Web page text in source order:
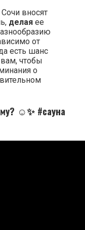
вносят
делая ее
от
есть шанс
чтобы
о
☺️✨ #сауна